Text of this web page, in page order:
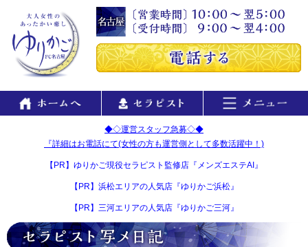
◆◇運営スタッフ急募◇◆
『詳細はお電話にて(女性の方も運営側として多数活躍中！)
【PR】ゆりかご現役セラピスト監修店『メンズエステAI』
【PR】浜松エリアの人気店『ゆりかご浜松』
【PR】三河エリアの人気店『ゆりかご三河』